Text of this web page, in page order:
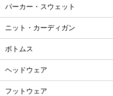
パーカー・スウェット
ニット・カーディガン
ボトムス
ヘッドウェア
フットウェア